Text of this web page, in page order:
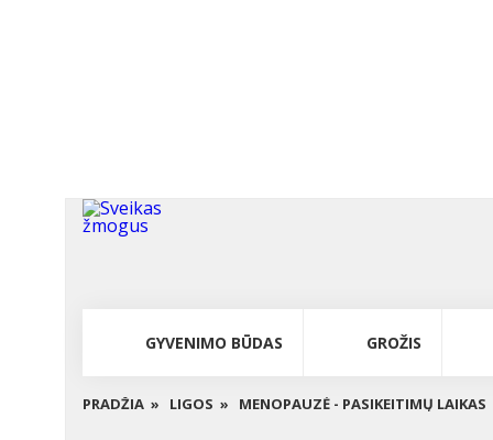
GYVENIMO BŪDAS GROŽIS
PRADŽIA » LIGOS » MENOPAUZĖ - PASIKEITIMŲ LAIKAS